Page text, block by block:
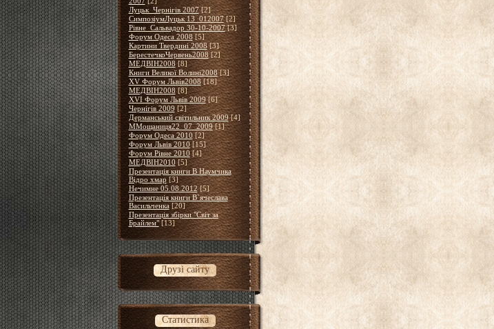
Луцьк_Чернігів 2007 [2]
СимпозіумЛуцьк 13_012007 [2]
Рівне_Сальвадор 30-10-2007 [3]
Форум Одеса 2008 [5]
Картини Твердині 2008 [3]
БерестечкоЧервень2008 [2]
МЕДВІН2008 [8]
Книги Великої Волині2008 [3]
XV Форум Львів2008 [18]
МЕДВІН2008 [8]
XVІ Форум Львів 2009 [6]
Чернігів 2009 [2]
Дерманський світильник 2009 [4]
ММощаниця22_07_2009 [1]
Форум Одеса 2010 [2]
Форум Львів 2010 [15]
Форум Рівне 2010 [4]
МЕДВІН2010 [5]
Презентація книги В Наумчика
Відро хмар [3]
Нечимне 05.08.2012 [5]
Презентація книги В`ячеслава
Васильченка [20]
Презентація збірки "Світ за
Брайлем" [13]
Друзі сайту
Статистика